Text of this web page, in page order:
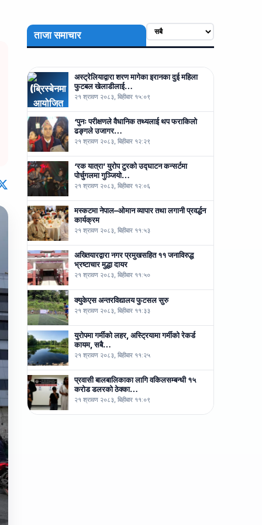
ताजा समाचार
अस्ट्रेलियाद्वारा शरण मागेका इरानका दुई महिला
फुटबल खेलाडीलाई…
२१ श्रावण २०८३, बिहीबार १५:०९
‘पुनः परीक्षणले वैधानिक तथ्यलाई थप फराकिलो
ढङ्गले उजागर…
२१ श्रावण २०८३, बिहीबार १२:२९
‘रक यात्रा’ युरोप टुरको उद्घाटन कन्सर्टमा
पोर्चुगलमा गुञ्जियो…
२१ श्रावण २०८३, बिहीबार १२:०६
मस्कटमा नेपाल–ओमान व्यापार तथा लगानी प्रवर्द्धन
कार्यक्रम
२१ श्रावण २०८३, बिहीबार ११:५३
अख्तियारद्वारा नगर प्रमुखसहित ११ जनाविरुद्ध
भ्रष्टाचार मुद्धा दायर
२१ श्रावण २०८३, बिहीबार ११:५०
क्युकेएस अन्तरविद्यालय फुटसल सुरु
२१ श्रावण २०८३, बिहीबार ११:३३
युरोपमा गर्मीको लहर, अस्ट्रियामा गर्मीको रेकर्ड
कायम, सबै…
२१ श्रावण २०८३, बिहीबार ११:२५
प्रवासी बालबालिकाका लागि वकिलसम्बन्धी १५
करोड डलरको ठेक्का…
२१ श्रावण २०८३, बिहीबार ११:०९